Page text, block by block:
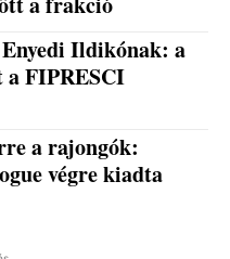
Ildikónak: a
a FIPRESCI
a rajongók:
végre kiadta